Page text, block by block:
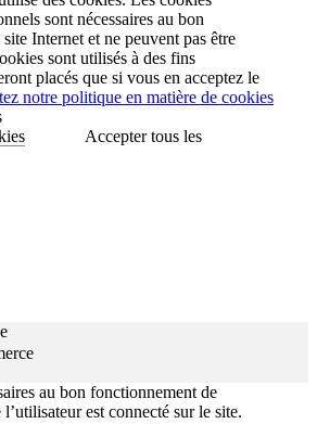
sont nécessaires au bon
Internet et ne peuvent pas être
sont utilisés à des fins
placés que si vous en acceptez le
notre politique en matière de cookies
Accepter tous les
au bon fonctionnement de
est connecté sur le site.